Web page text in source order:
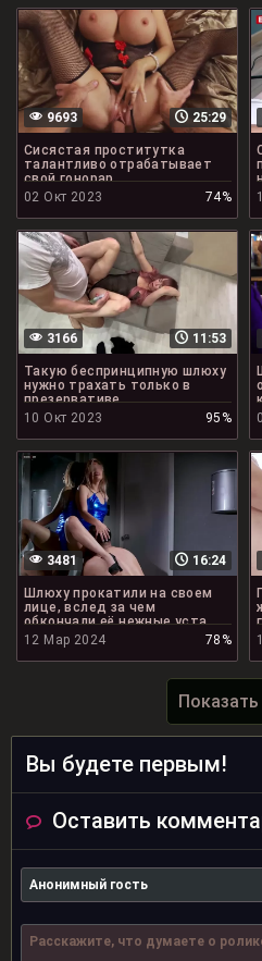
25:29
9693
Сисястая проститутка
талантливо отрабатывает
свой гонорар
02 Окт 2023
74%
11:53
3166
Такую беспринципную шлюху
нужно трахать только в
презервативе
10 Окт 2023
95%
16:24
3481
Шлюху прокатили на своем
лице, вслед за чем
обкончали её нежные уста
12 Мар 2024
78%
Вы будете первым!
Оставить